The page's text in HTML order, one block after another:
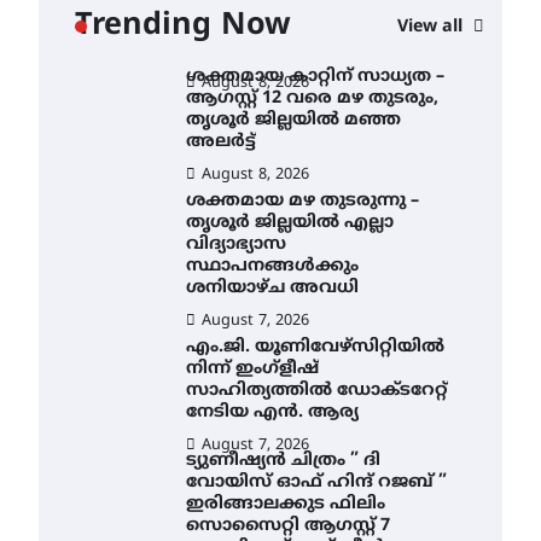
Trending Now View all
ബാങ്ക് നിക്ഷേപക സംരക്ഷണ
August 8, 2026
ശക്തമായ കാറ്റിന് സാധ്യത –
ആഗസ്റ്റ് 12 വരെ മഴ തുടരും,
തൃശൂർ ജില്ലയിൽ മഞ്ഞ
അലർട്ട്
August 8, 2026
ശക്തമായ മഴ തുടരുന്നു –
തൃശൂർ ജില്ലയിൽ എല്ലാ
വിദ്യാഭ്യാസ
സ്ഥാപനങ്ങൾക്കും
ശനിയാഴ്ച അവധി
August 7, 2026
എം.ജി. യൂണിവേഴ്‌സിറ്റിയിൽ
നിന്ന് ഇംഗ്ളീഷ്
സാഹിത്യത്തിൽ ഡോക്ടറേറ്റ്
നേടിയ എൻ. ആര്യ
August 7, 2026
ട്യുണീഷ്യൻ ചിത്രം ” ദി
വോയിസ് ഓഫ് ഹിന്ദ് റജബ് ”
ഇരിങ്ങാലക്കുട ഫിലിം
സൊസൈറ്റി ആഗസ്റ്റ് 7